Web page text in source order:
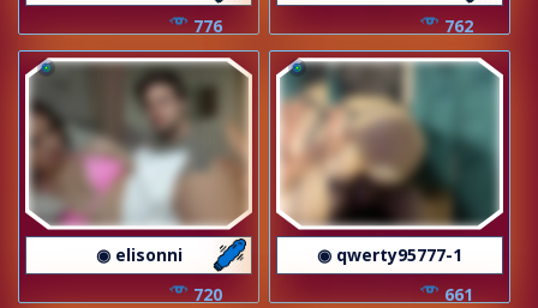
776
762
◉ elisonni
720
◉ qwerty95777-1
661